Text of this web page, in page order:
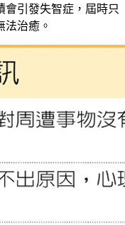
會引發失智症，屆時只
法治癒。